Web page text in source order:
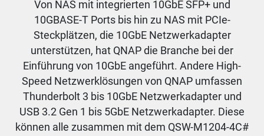
Von NAS mit integrierten 10GbE SFP+ und
10GBASE-T Ports bis hin zu NAS mit PCIe-
Steckplätzen, die 10GbE Netzwerkadapter
unterstützen, hat QNAP die Branche bei der
Einführung von 10GbE angeführt. Andere High-
Speed Netzwerklösungen von QNAP umfassen
Thunderbolt 3 bis 10GbE Netzwerkadapter und
USB 3.2 Gen 1 bis 5GbE Netzwerkadapter. Diese
können alle zusammen mit dem QSW-M1204-4C#